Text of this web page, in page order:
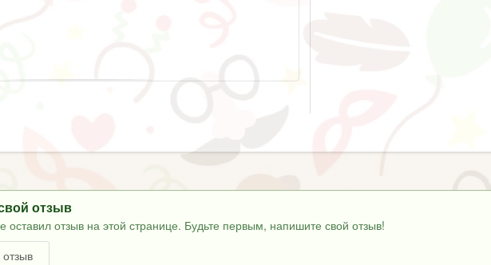
отзыв
оставил отзыв на этой странице. Будьте первым, напишите свой отзыв!